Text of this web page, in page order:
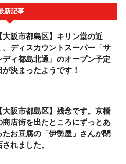
新記事
大阪市都島区】キリン堂の近
、ディスカウントスーパー「サ
ディ都島北通」のオープン予定
が決まったようです！
大阪市都島区】残念です。京橋
商店街を出たところにずっとあ
たお豆腐の「伊勢屋」さんが閉
されました。